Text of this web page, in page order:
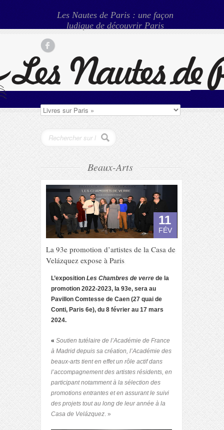
Les Nautes de Paris : une façon
ludique de découvrir Paris
Beaux-Arts
11
FÉV
La 93e promotion d’artistes de la Casa de
Velázquez expose à Paris
L’exposition Les Chambres de verre de la
promotion 2022-2023, la 93e, sera au
Pavillon Comtesse de Caen (27 quai de
Conti, Paris 6e), du 8 février au 17 mars
2024.
« Soutien tutélaire de l’Académie de France
à Madrid depuis sa création, l’Académie des
beaux-arts tient en effet un rôle actif dans
l’accompagnement des artistes résidents, en
participant notamment à la sélection des
promotions entrantes et en assurant le suivi
des projets tout au long de leur année à la
Casa de Velázquez. »